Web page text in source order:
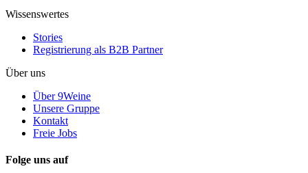
Wissenswertes
Stories
Registrierung als B2B Partner
Über uns
Über 9Weine
Unsere Gruppe
Kontakt
Freie Jobs
Folge uns auf